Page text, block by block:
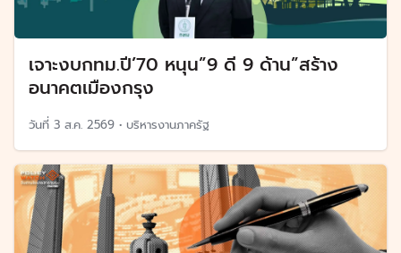
เจาะงบกทม.ปี’70 หนุน”9 ดี 9 ด้าน”สร้าง
อนาคตเมืองกรุง
วันที่ 3 ส.ค. 2569 • บริหารงานภาครัฐ